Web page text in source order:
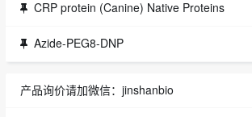
CRP protein (Canine) Native Proteins
Azide-PEG8-DNP
产品询价请加微信：jinshanbio